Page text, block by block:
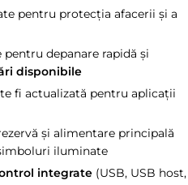
pentru protecția afacerii și a
depanare rapidă și
disponibile
fi actualizată pentru aplicații
și alimentare principală
iluminate
integrate(USB, USB host,